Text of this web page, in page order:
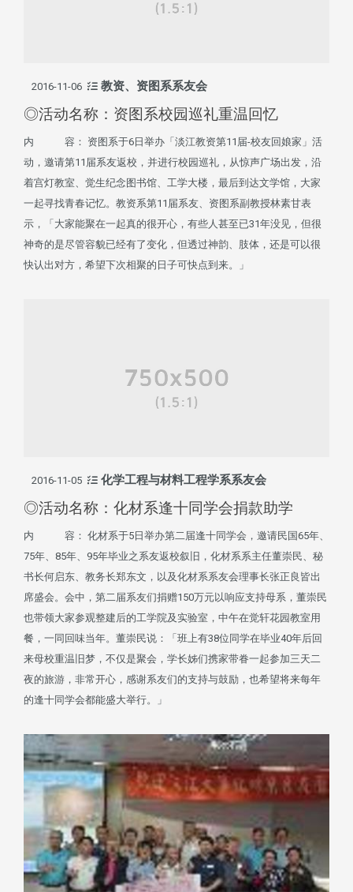
2016-11-06 教资、资图系系友会
◎活动名称：资图系校园巡礼重温回忆
内 容： 资图系于6日举办「淡江教资第11届-校友回娘家」活
动，邀请第11届系友返校，并进行校园巡礼，从惊声广场出发，沿
着宫灯教室、觉生纪念图书馆、工学大楼，最后到达文学馆，大家
一起寻找青春记忆。教资系第11届系友、资图系副教授林素甘表
示，「大家能聚在一起真的很开心，有些人甚至已31年没见，但很
神奇的是尽管容貌已经有了变化，但透过神韵、肢体，还是可以很
快认出对方，希望下次相聚的日子可快点到来。」
2016-11-05 化学工程与材料工程学系系友会
◎活动名称：化材系逢十同学会捐款助学
内 容： 化材系于5日举办第二届逢十同学会，邀请民国65年、
75年、85年、95年毕业之系友返校叙旧，化材系系主任董崇民、秘
书长何启东、教务长郑东文，以及化材系系友会理事长张正良皆出
席盛会。会中，第二届系友们捐赠150万元以响应支持母系，董崇民
也带领大家参观整建后的工学院及实验室，中午在觉轩花园教室用
餐，一同回味当年。董崇民说：「班上有38位同学在毕业40年后回
来母校重温旧梦，不仅是聚会，学长姊们携家带眷一起参加三天二
夜的旅游，非常开心，感谢系友们的支持与鼓励，也希望将来每年
的逢十同学会都能盛大举行。」